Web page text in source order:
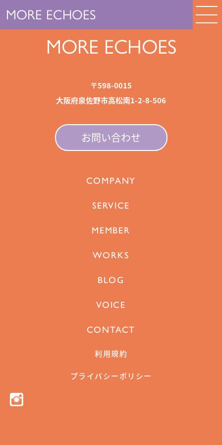
MORE ECHOES
MORE ECHOES
〒598-0015
大阪府泉佐野市高松南1-2-8-506
お問い合わせ
COMPANY
SERVICE
MEMBER
WORKS
BLOG
VOICE
CONTACT
利用規約
プライバシーポリシー